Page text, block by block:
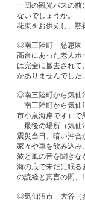
一団の観光バスの前
ないでしょうか。
花束をお供えし、黙
◎南三陸町 慈恵園
高台にあった老人ホ
は完全に撤去されて
かありませんでした
◎南三陸町から気仙
南三陸町から気仙
市小泉海岸です）で
最後の場所（気仙
震災当日、暗い沖
家々や車を飲み込み
波と風の音を聞きな
海の底で未だに眠る
の読経と真言の間、
◎気仙沼市 大谷（